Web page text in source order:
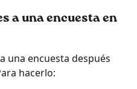
a una encuesta en
una encuesta después
hacerlo: